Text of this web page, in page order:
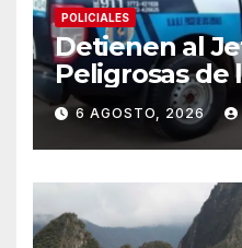
POLICIALES
Detienen al
Peligrosas de
Federal en
varios cargos
6 AGOSTO, 2026